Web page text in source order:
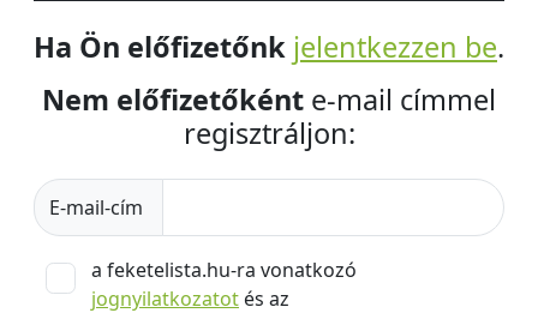
Ha Ön előfizetőnk jelentkezzen be.
Nem előfizetőként e-mail címmel
regisztráljon:
E-mail-cím
a feketelista.hu-ra vonatkozó
jognyilatkozatot és az